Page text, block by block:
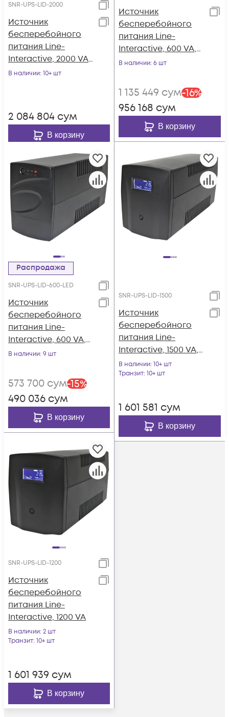
SNR-UPS-LID-2000
Источник
бесперебойного
питания Line-
Interactive, 2000 VA,
настольный
В наличии: 10+ шт
2 084 804 сум
В корзину
Источник
бесперебойного
питания Line-
Interactive, 600 VA,
Rackmount LCD
В наличии: 6 шт
1 135 449 сум-16%
956 168 сум
В корзину
Распродажа
SNR-UPS-LID-600-LED
Источник
бесперебойного
питания Line-
Interactive, 600 VA,
LED
В наличии: 9 шт
573 700 сум-15%
490 036 сум
В корзину
SNR-UPS-LID-1500
Источник
бесперебойного
питания Line-
Interactive, 1500 VA,
настольный
В наличии: 10+ шт
Транзит: 10+ шт
1 601 581 сум
В корзину
SNR-UPS-LID-1200
Источник
бесперебойного
питания Line-
Interactive, 1200 VA
В наличии: 2 шт
Транзит: 10+ шт
1 601 939 сум
В корзину